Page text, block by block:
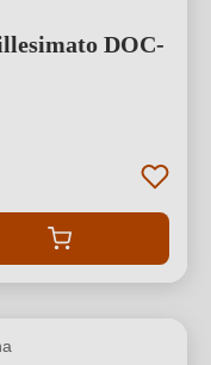
DOC-
von 5 Sternen